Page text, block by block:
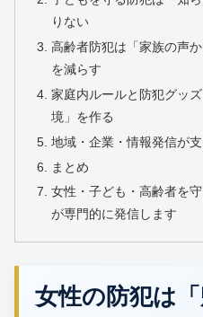
りない
高齢者防犯は「家族の声
を減らす
家庭内ルールと防犯グッ
境」を作る
地域・企業・情報発信が
まとめ
女性・子ども・高齢者を
が専門的に発信します
女性の防犯は